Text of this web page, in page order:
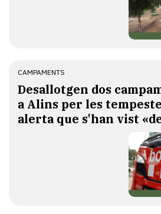
CAMPAMENTS
​Desallotgen dos
a Alins per les
alerta que s'han vist